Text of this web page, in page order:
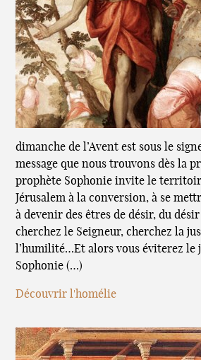
dimanche de l’Avent est sous le
message que nous trouvons dès la
prophète Sophonie invite le
Jérusalem à la conversion, à se
à devenir des êtres de désir, du
cherchez le Seigneur, cherchez la
l’humilité…Et alors vous éviterez le
Sophonie (…)
Découvrir l'homélie